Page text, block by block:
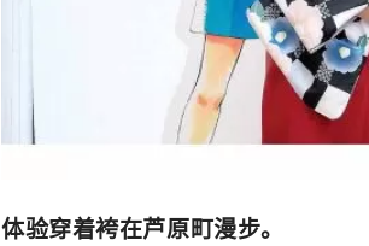
体验穿着袴在芦原町漫步。